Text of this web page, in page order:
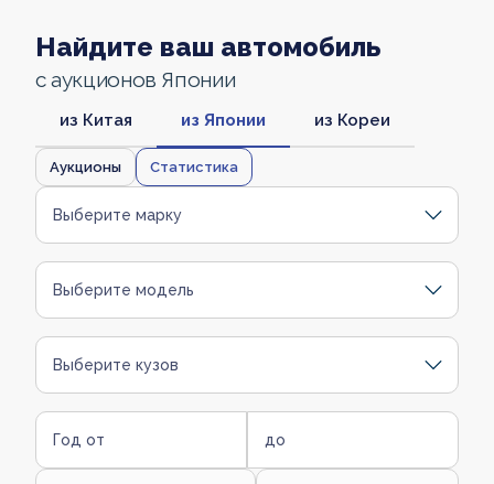
Найдите ваш автомобиль
с аукционов Японии
из Китая из Японии из Кореи
Аукционы Статистика
Выберите марку
Выберите модель
Выберите кузов
Год от до